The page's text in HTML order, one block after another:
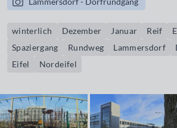
winterlich Dezember Januar Reif
Spaziergang
Rundweg Lammersdorf
Eifel
Nordeifel